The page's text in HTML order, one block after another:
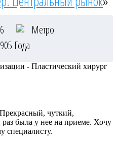
Метро :
Года
- Пластический хирург
чуткий,
была у нее на приеме. Хочу
специалисту.